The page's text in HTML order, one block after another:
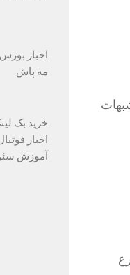
اخبار بورس
مه پاش
خرید بک
اخبار
آموزش